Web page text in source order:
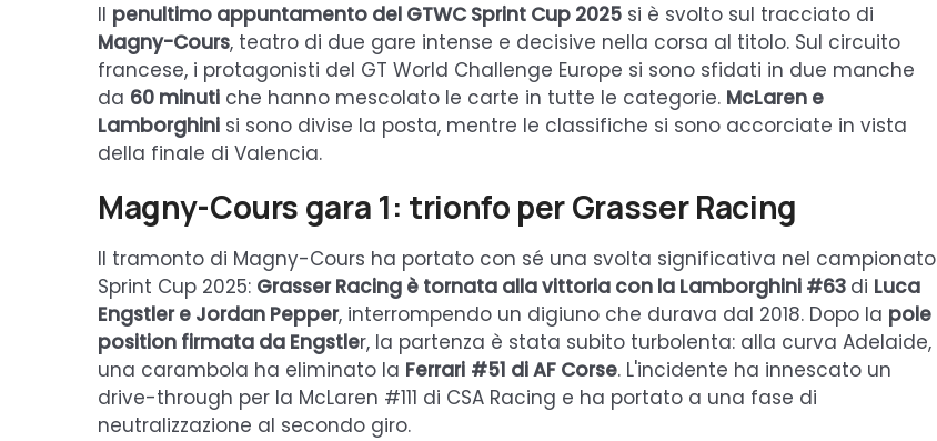
Il penultimo appuntamento del GTWC Sprint Cup 2025 si è svolto sul tracciato di
Magny-Cours, teatro di due gare intense e decisive nella corsa al titolo. Sul circuito
francese, i protagonisti del GT World Challenge Europe si sono sfidati in due manche
da 60 minuti che hanno mescolato le carte in tutte le categorie. McLaren e
Lamborghini si sono divise la posta, mentre le classifiche si sono accorciate in vista
della finale di Valencia.
Magny-Cours gara 1: trionfo per Grasser Racing
Il tramonto di Magny-Cours ha portato con sé una svolta significativa nel campionato
Sprint Cup 2025: Grasser Racing è tornata alla vittoria con la Lamborghini #63 di Luca
Engstler e Jordan Pepper, interrompendo un digiuno che durava dal 2018. Dopo la pole
position firmata da Engstler, la partenza è stata subito turbolenta: alla curva Adelaide,
una carambola ha eliminato la Ferrari #51 di AF Corse. L'incidente ha innescato un
drive-through per la McLaren #111 di CSA Racing e ha portato a una fase di
neutralizzazione al secondo giro.